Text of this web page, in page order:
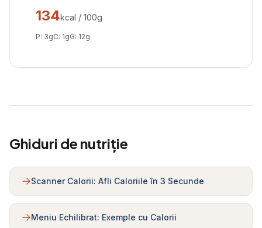
134kcal / 100g
P: 3gC: 1gG: 12g
Ghiduri de nutriție
Scanner Calorii: Afli Caloriile în 3 Secunde
Meniu Echilibrat: Exemple cu Calorii